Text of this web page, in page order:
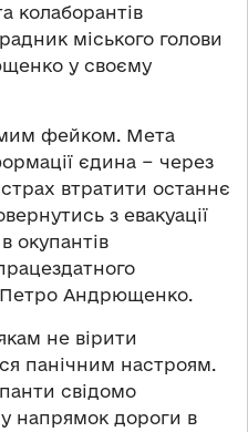
колаборантів
радник міського голови
у своєму
фейком. Мета
єдина − через
втратити останнє
з евакуації
окупантів
Петро Андрющенко.
не вірити
панічним настроям.
свідомо
у напрямок дороги в